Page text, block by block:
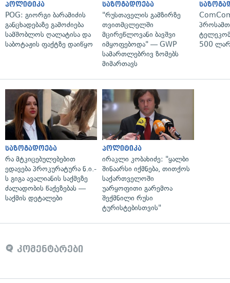
პოლიტიკა
POG: გიორგი ბარამიძის
განცხადებაზე გამოძიება
სამშობლოს ღალატისა და
საბოტაჟის ფაქტზე დაიწყო
საზოგადოება
"რუსთაველის გამზირზე
თვითმცლელში
მცირეწლოვანი ბავშვი
იმყოფებოდა" — GWP
სამართლებრივ ზომებს
მიმართავს
500
საზოგადოება
რა მტკიცებულებებით
ედავება პროკურატურა ნ.ი.-
ს გიგა ავალიანის საქმეზე
ძალადობის წაქეზებას —
საქმის დეტალები
პოლიტიკა
ირაკლი კობახიძე: "ყალბი
შინაარსი იქმნება, თითქოს
საქართველოში
უარყოფითი გარემოა
შექმნილი რუსი
ტურისტებისთვის"
კომენტარები